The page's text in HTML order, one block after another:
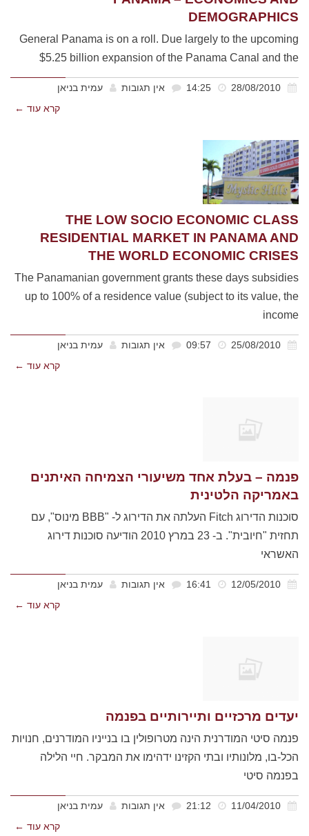
DEMOGRAPHICS
General Panama is on a roll. Due largely to the upcoming
$5.25 billion expansion of the Panama Canal and the
אין תגובות
עמית בניאן
קרא עוד ←
THE LOW SOCIO ECONOMIC CLASS
RESIDENTIAL MARKET IN PANAMA AND
THE WORLD ECONOMIC CRISES
The Panamanian government grants these days subsidies
up to 100% of a residence value (subject to its value, the
income
אין תגובות
עמית בניאן
קרא עוד ←
פנמה – בעלת אחד משיעורי הצמיחה האיתנים
באמריקה הלטינית
סוכנות הדירוג Fitch העלתה את הדירוג ל- "BBB מינוס", עם
תחזית "חיובית". ב- 23 במרץ 2010 הודיעה סוכנות דירוג
האשראי
אין תגובות
עמית בניאן
קרא עוד ←
יעדים מרכזיים ותיירותיים בפנמה
פנמה סיטי המודרנית הינה מטרופולין בו בנייניו המודרנים, חנויות
הכל-בו, מלונותיו ובתי הקזינו ידהימו את המבקר. חיי הלילה
בפנמה סיטי
אין תגובות
עמית בניאן
קרא עוד ←